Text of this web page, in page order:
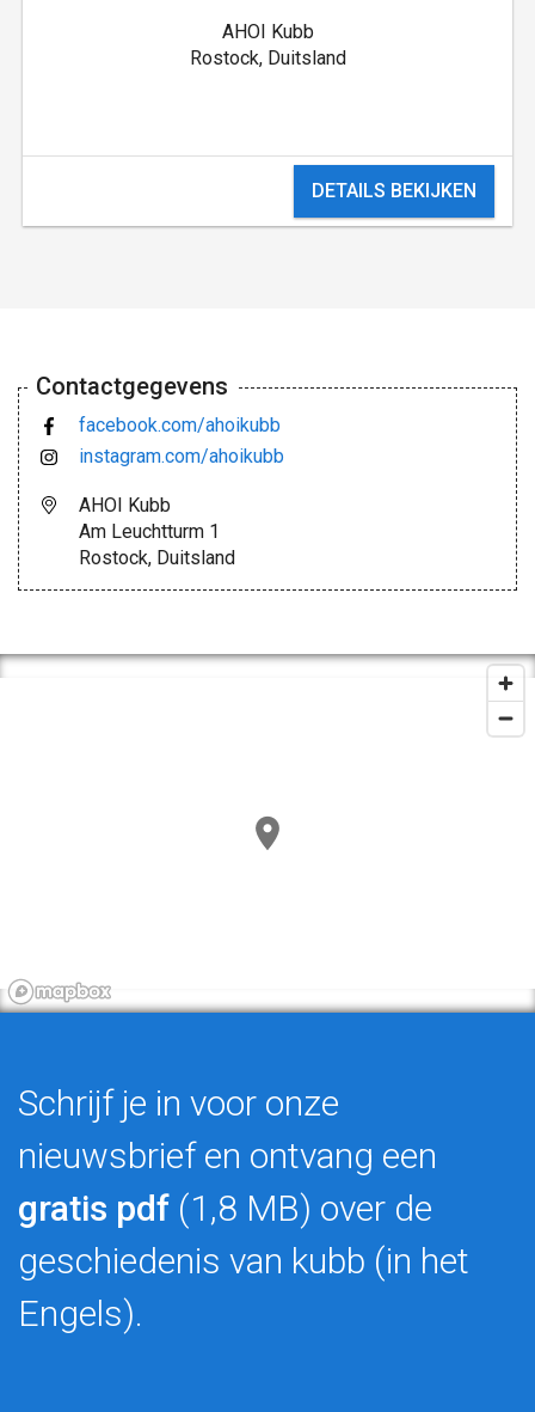
AHOI Kubb
Rostock, Duitsland
DETAILS BEKIJKEN
Contactgegevens
facebook.com/ahoikubb
instagram.com/ahoikubb
AHOI Kubb
Am Leuchtturm 1
Rostock, Duitsland
Schrijf je in voor onze
nieuwsbrief en ontvang een
gratis pdf (1,8 MB) over de
geschiedenis van kubb (in het
Engels).